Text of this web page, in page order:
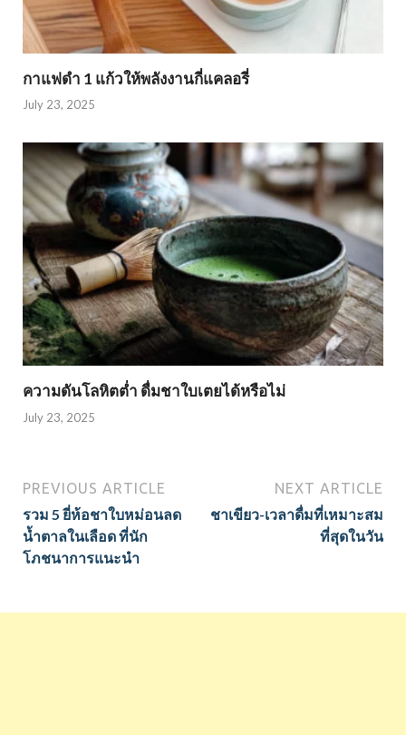
กาแฟดำ 1 แก้วให้พลังงานกี่แคลอรี่
July 23, 2025
ความดันโลหิตต่ำ ดื่มชาใบเตยได้หรือไม่
July 23, 2025
PREVIOUS ARTICLE
รวม 5 ยี่ห้อชาใบหม่อนลด
น้ำตาลในเลือด ที่นัก
โภชนาการแนะนำ
NEXT ARTICLE
ชาเขียว-เวลาดื่มที่เหมาะสม
ที่สุดในวัน